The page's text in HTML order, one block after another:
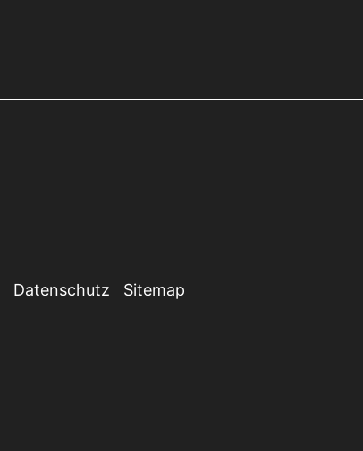
Datenschutz Sitemap